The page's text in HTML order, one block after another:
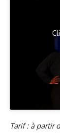
Tarif : à partir